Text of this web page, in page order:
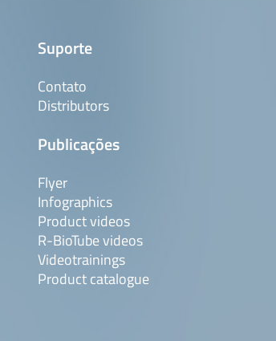
Suporte
Contato
Distributors
Publicações
Flyer
Infographics
Product videos
R-BioTube videos
Videotrainings
Product catalogue